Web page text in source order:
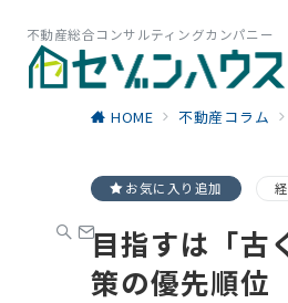
不動産総合コンサルティングカンパニー
HOME 不動産コラム
お気に入り追加
目指すは「古
策の優先順位